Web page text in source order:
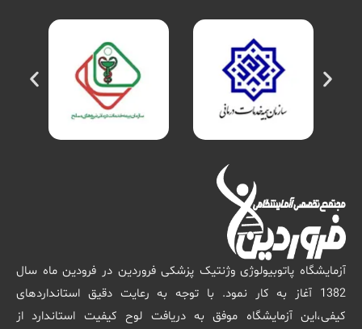
آزمایشگاه پاتوبیولوژی وژنتیک پزشکی فروردین در فرودین ماه سال
1382 آغاز به کار نمود. با توجه به رعایت دقیق استانداردهای
کیفی،این آزمایشگاه موفق به دریافت لوح کیفیت استاندارد از